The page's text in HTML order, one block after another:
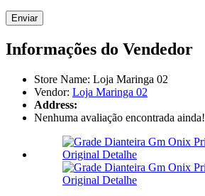
Informações do Vendedor
Store Name: Loja Maringa 02
Vendor: Loja Maringa 02
Address:
Nenhuma avaliação encontrada ainda!